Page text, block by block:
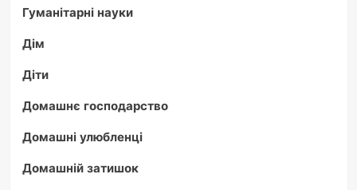
Гуманітарні науки
Дім
Діти
Домашнє господарство
Домашні улюбленці
Домашній затишок